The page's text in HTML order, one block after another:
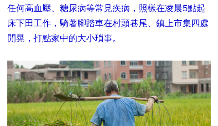
任何高血壓、糖尿病等常見疾病，照樣在凌晨5點起
床下田工作，騎著腳踏車在村頭巷尾、鎮上市集四處
閒晃，打點家中的大小瑣事。